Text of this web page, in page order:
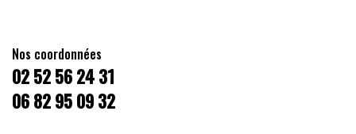
Nos coordonnées
02 52 56 24 31
06 82 95 09 32